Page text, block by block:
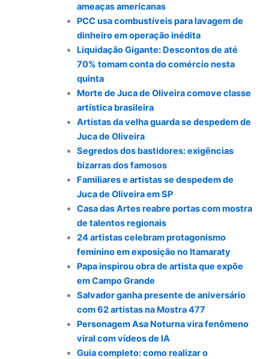
ameaças americanas
PCC usa combustíveis para lavagem de
dinheiro em operação inédita
Liquidação Gigante: Descontos de até
70% tomam conta do comércio nesta
quinta
Morte de Juca de Oliveira comove classe
artística brasileira
Artistas da velha guarda se despedem de
Juca de Oliveira
Segredos dos bastidores: exigências
bizarras dos famosos
Familiares e artistas se despedem de
Juca de Oliveira em SP
Casa das Artes reabre portas com mostra
de talentos regionais
24 artistas celebram protagonismo
feminino em exposição no Itamaraty
Papa inspirou obra de artista que expõe
em Campo Grande
Salvador ganha presente de aniversário
com 62 artistas na Mostra 477
Personagem Asa Noturna vira fenômeno
viral com vídeos de IA
Guia completo: como realizar o